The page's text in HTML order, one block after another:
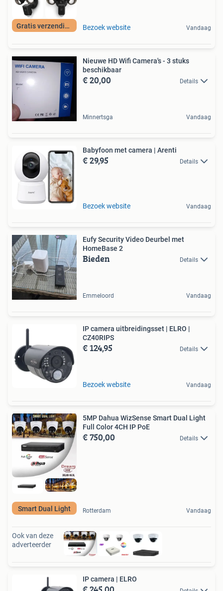
Gratis verzending Bezoek website Vandaag
Nieuwe HD Wifi Camera's - 3 stuks
beschikbaar
€ 20,00 Details
Minnertsga Vandaag
Babyfoon met camera | Arenti
€ 29,95 Details
Bezoek website Vandaag
Eufy Security Video Deurbel met
HomeBase 2
Bieden Details
Emmeloord Vandaag
IP camera uitbreidingsset | ELRO |
CZ40RIPS
€ 124,95 Details
Bezoek website Vandaag
Smart Dual Light
5MP Dahua WizSense Smart Dual Light
Full Color 4CH IP PoE
€ 750,00 Details
Rotterdam Vandaag
Ook van deze
adverteerder
IP camera | ELRO